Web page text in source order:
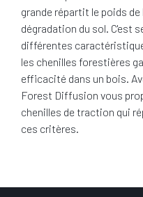
grande répartit le poids
dégradation du sol. C'est
différentes
les chenilles forestières
efficacité dans un bois.
Forest Diffusion vous
chenilles de traction qui
ces critères.